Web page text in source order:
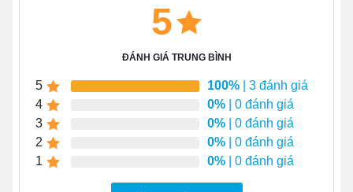
Sản phẩm được thiết kế vô cùng đa năng và tiện lợi,
không những có thể nấu cơm mà còn có chế biến nhiều
món khác như: hấp bánh, nấu xôi, luộc bánh chưng,
gà, vịt, giò chả, hải sản,...
5
ĐÁNH GIÁ TRUNG BÌNH
5 100% | 3 đánh giá
4
0% | 0 đánh giá
3
0% | 0 đánh giá
2
0% | 0 đánh giá
1
0% | 0 đánh giá